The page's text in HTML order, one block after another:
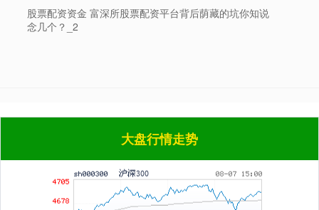
股票配资资金 富深所股票配资平台背后荫藏的坑你知说
念几个？_2
大盘行情走势
沪深300 4694.44 +43.13 +0.93%